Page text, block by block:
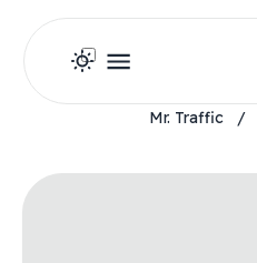
/
Mr. Traffic